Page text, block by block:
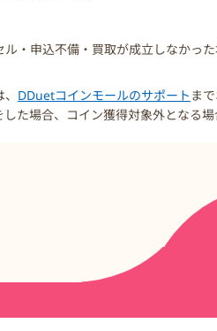
・申込不備・買取が成立しなかっ
DDuetコインモールのサポート ま
た場合、コイン獲得対象外となる場